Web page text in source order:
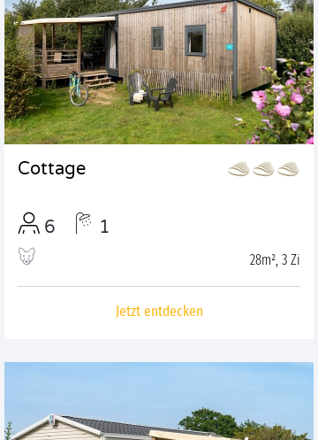
Cottage
6 1
28m², 3 Zi
Jetzt entdecken